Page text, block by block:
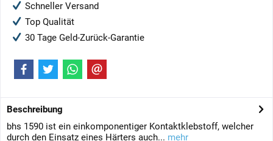
Schneller Versand
Top Qualität
30 Tage Geld-Zurück-Garantie
Beschreibung
bhs 1590 ist ein einkomponentiger Kontaktklebstoff, welcher
durch den Einsatz eines Härters auch... mehr